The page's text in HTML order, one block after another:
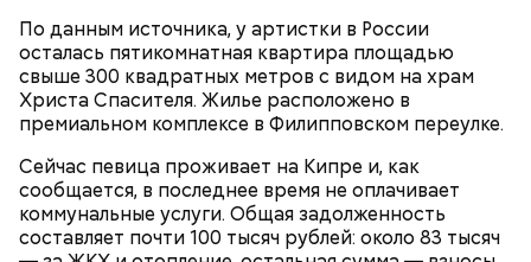
По данным источника, у артистки в России
осталась пятикомнатная квартира площадью
свыше 300 квадратных метров с видом на храм
Христа Спасителя. Жилье расположено в
премиальном комплексе в Филипповском переулке.
Сейчас певица проживает на Кипре и, как
сообщается, в последнее время не оплачивает
коммунальные услуги. Общая задолженность
составляет почти 100 тысяч рублей: около 83 тысяч
День малины со сливками
кабачок;
растительное масло;
помидоры черри либо грунтовые.